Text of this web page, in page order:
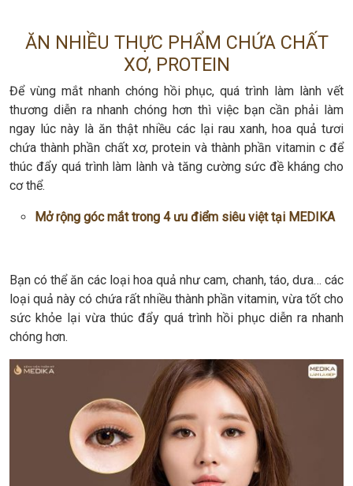
ĂN NHIỀU THỰC PHẨM CHỨA CHẤT
XƠ, PROTEIN
Để vùng mắt nhanh chóng hồi phục, quá trình làm lành vết
thương diễn ra nhanh chóng hơn thì việc bạn cần phải làm
ngay lúc này là ăn thật nhiều các lại rau xanh, hoa quả tươi
chứa thành phần chất xơ, protein và thành phần vitamin c để
thúc đẩy quá trình làm lành và tăng cường sức đề kháng cho
cơ thể.
Mở rộng góc mắt trong 4 ưu điểm siêu việt tại MEDIKA
Bạn có thể ăn các loại hoa quả như cam, chanh, táo, dưa… các
loại quả này có chứa rất nhiều thành phần vitamin, vừa tốt cho
sức khỏe lại vừa thúc đẩy quá trình hồi phục diễn ra nhanh
chóng hơn.